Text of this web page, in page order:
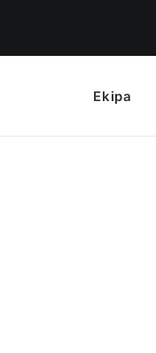
Ekipa